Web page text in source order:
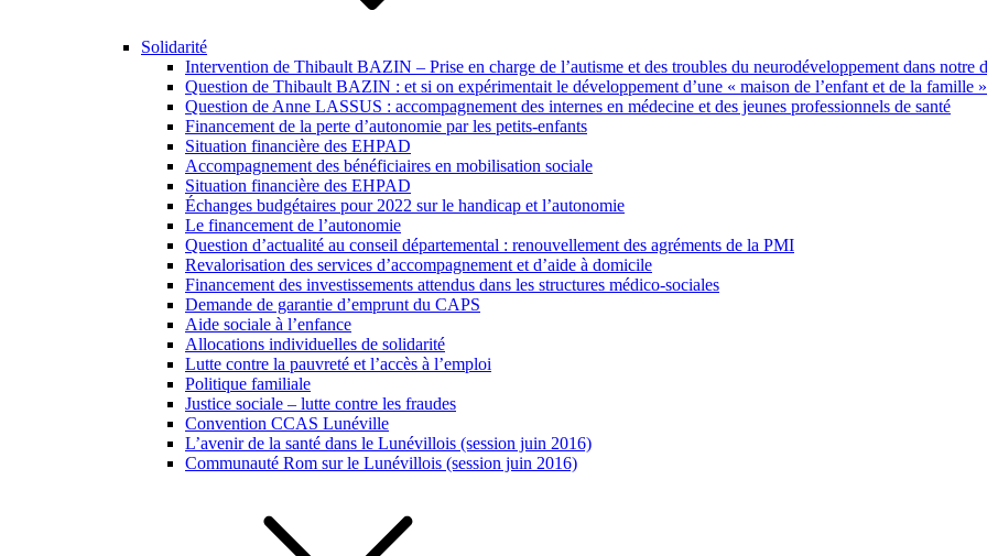
Solidarité
Intervention de Thibault BAZIN – Prise en charge de l’autisme et des troubles du neurodéveloppement dans notre
Question de Thibault BAZIN : et si on expérimentait le développement d’une « maison de l’enfant et de la famille
Question de Anne LASSUS : accompagnement des internes en médecine et des jeunes professionnels de santé
Financement de la perte d’autonomie par les petits-enfants
Situation financière des EHPAD
Accompagnement des bénéficiaires en mobilisation sociale
Situation financière des EHPAD
Échanges budgétaires pour 2022 sur le handicap et l’autonomie
Le financement de l’autonomie
Question d’actualité au conseil départemental : renouvellement des agréments de la PMI
Revalorisation des services d’accompagnement et d’aide à domicile
Financement des investissements attendus dans les structures médico-sociales
Demande de garantie d’emprunt du CAPS
Aide sociale à l’enfance
Allocations individuelles de solidarité
Lutte contre la pauvreté et l’accès à l’emploi
Politique familiale
Justice sociale – lutte contre les fraudes
Convention CCAS Lunéville
L’avenir de la santé dans le Lunévillois (session juin 2016)
Communauté Rom sur le Lunévillois (session juin 2016)